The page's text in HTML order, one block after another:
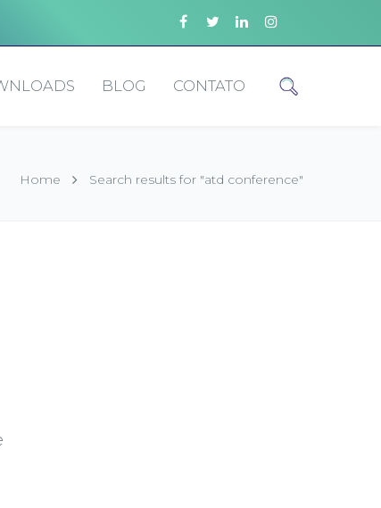
BLOG CONTATO
Home Search results for "atd conference"